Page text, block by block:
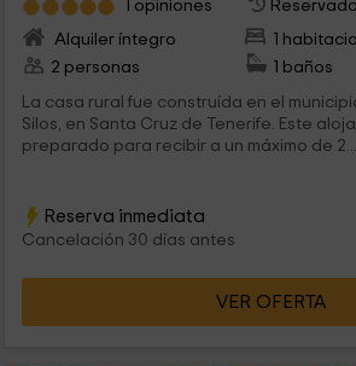
1 opiniones
Alquiler íntegro
1
2 personas
1 baños
La casa rural fue construída en el
Silos, en Santa Cruz de Tenerife. Este
preparado para recibir a un máximo de 2...
Reserva inmediata
Cancelación 30 días antes
VER OFERTA